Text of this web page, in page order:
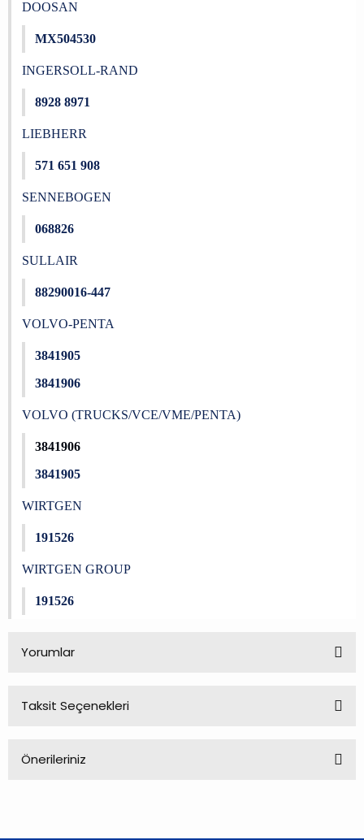
DOOSAN
MX504530
INGERSOLL-RAND
8928 8971
LIEBHERR
571 651 908
SENNEBOGEN
068826
SULLAIR
88290016-447
VOLVO-PENTA
3841905
3841906
VOLVO (TRUCKS/VCE/VME/PENTA)
3841906
3841905
WIRTGEN
191526
WIRTGEN GROUP
191526
Yorumlar
Taksit Seçenekleri
Önerileriniz